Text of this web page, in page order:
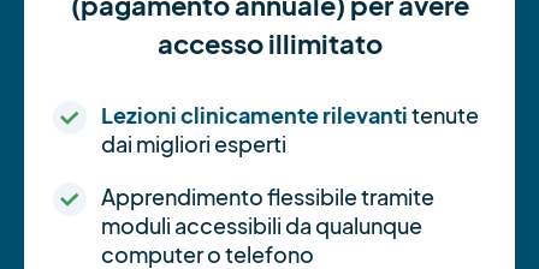
accesso illimitato
Lezioni clinicamente rilevantitenute
dai migliori esperti
Apprendimento flessibile tramite
moduli accessibili da qualunque
computer o telefono